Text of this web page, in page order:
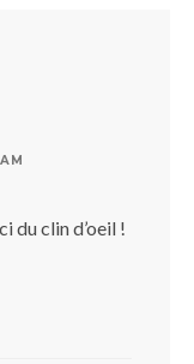
du clin d’oeil !